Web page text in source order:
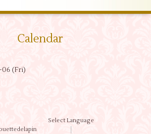
Calendar
06 (Fri)
Select Language